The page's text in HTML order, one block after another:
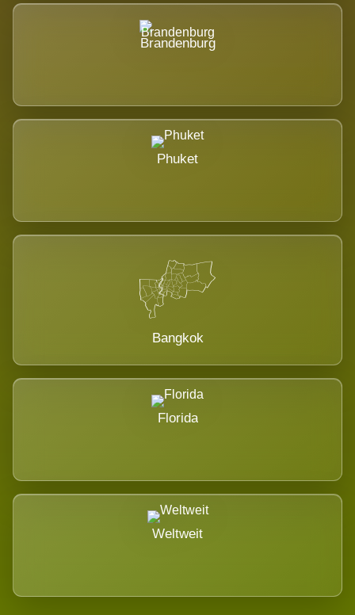
Brandenburg
Phuket
Bangkok
Florida
Weltweit